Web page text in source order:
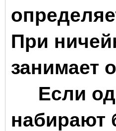
При
занимает
Если
набирают